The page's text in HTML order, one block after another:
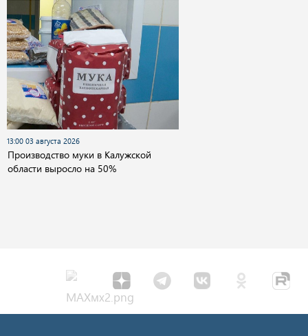
13:00 03 августа 2026
Производство муки в Калужской
области выросло на 50%